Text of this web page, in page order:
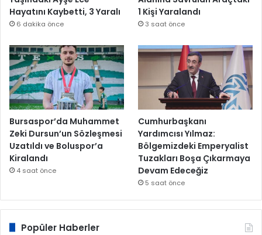
Hayatını Kaybetti, 3 Yaralı
6 dakika önce
1 Kişi Yaralandı
3 saat önce
Bursaspor’da Muhammet
Zeki Dursun’un Sözleşmesi
Uzatıldı ve Boluspor’a
Kiralandı
4 saat önce
Cumhurbaşkanı
Yardımcısı Yılmaz:
Bölgemizdeki Emperyalist
Tuzakları Boşa Çıkarmaya
Devam Edeceğiz
5 saat önce
Popüler Haberler